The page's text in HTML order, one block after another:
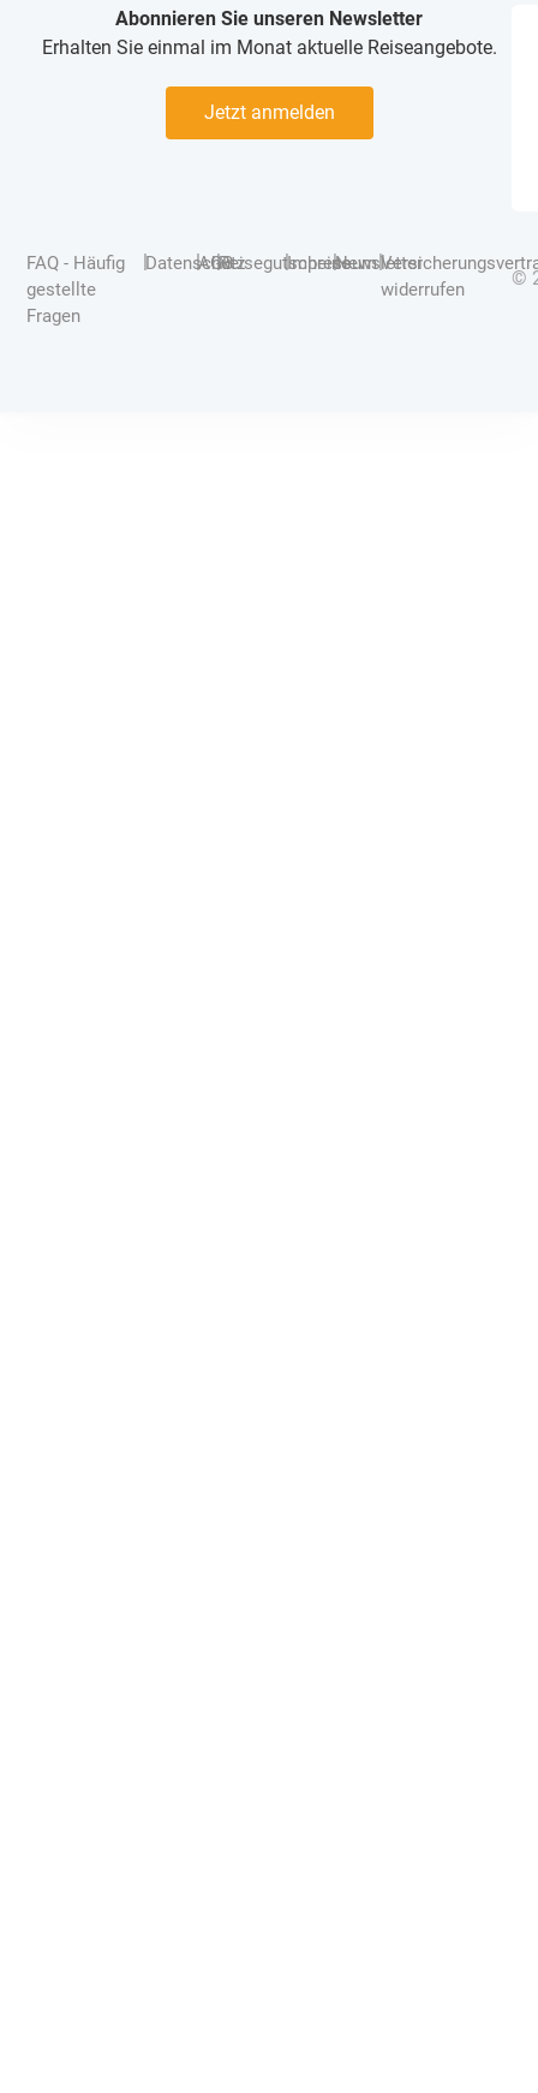
Abonnieren Sie unseren Newsletter
Erhalten Sie einmal im Monat aktuelle Reiseangebote.
Jetzt anmelden
FAQ - Häufig
gestellte
Fragen
|Datenschutz
|AGB
|Reisegutscheine
|Impressum
|Newsletter
|
widerrufen
©